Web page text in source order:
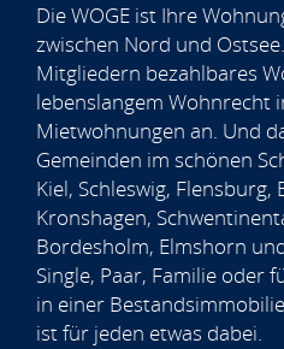
Die WOGE ist Ihre
zwischen Nord und
Mitgliedern bezahlbares
lebenslangem Wohnrecht
Mietwohnungen an. Und
Gemeinden im schönen
Kiel, Schleswig,
Kronshagen,
Bordesholm, Elmshorn
Single, Paar, Familie oder
in einer
ist für jeden etwas dabei.